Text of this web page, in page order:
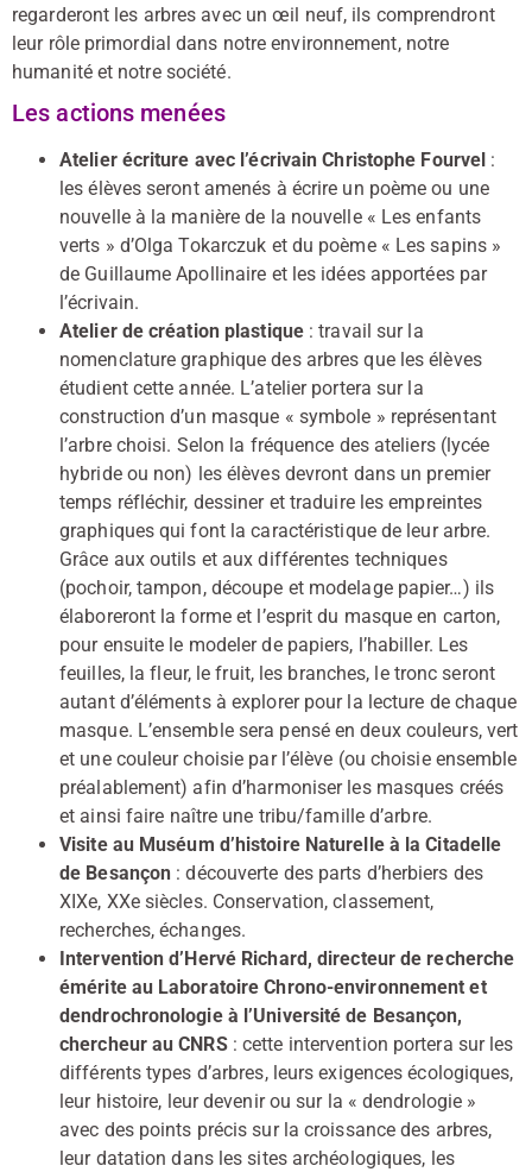
regarderont les arbres avec un œil neuf, ils comprendront
leur rôle primordial dans notre environnement, notre
humanité et notre société.
Les actions menées
Atelier écriture avec l’écrivain Christophe Fourvel :
les élèves seront amenés à écrire un poème ou une
nouvelle à la manière de la nouvelle « Les enfants
verts » d’Olga Tokarczuk et du poème « Les sapins »
de Guillaume Apollinaire et les idées apportées par
l’écrivain.
Atelier de création plastique: travail sur la
nomenclature graphique des arbres que les élèves
étudient cette année. L’atelier portera sur la
construction d’un masque « symbole » représentant
l’arbre choisi. Selon la fréquence des ateliers (lycée
hybride ou non) les élèves devront dans un premier
temps réfléchir, dessiner et traduire les empreintes
graphiques qui font la caractéristique de leur arbre.
Grâce aux outils et aux différentes techniques
(pochoir, tampon, découpe et modelage papier…) ils
élaboreront la forme et l’esprit du masque en carton,
pour ensuite le modeler de papiers, l’habiller. Les
feuilles, la fleur, le fruit, les branches, le tronc seront
autant d’éléments à explorer pour la lecture de chaque
masque. L’ensemble sera pensé en deux couleurs, vert
et une couleur choisie par l’élève (ou choisie ensemble
préalablement) afin d’harmoniser les masques créés
et ainsi faire naître une tribu/famille d’arbre.
Visite au Muséum d’histoire Naturelle à la Citadelle
de Besançon : découverte des parts d’herbiers des
XIXe, XXe siècles. Conservation, classement,
recherches, échanges.
Intervention d’Hervé Richard, directeur de recherche
émérite au Laboratoire Chrono-environnement et
dendrochronologie à l’Université de Besançon,
chercheur au CNRS: cette intervention portera sur les
différents types d’arbres, leurs exigences écologiques,
leur histoire, leur devenir ou sur la « dendrologie »
avec des points précis sur la croissance des arbres,
leur datation dans les sites archéologiques, les